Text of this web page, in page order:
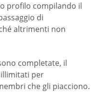
profilo compilando il
di
altrimenti non
completate, il
per
che gli piacciono.